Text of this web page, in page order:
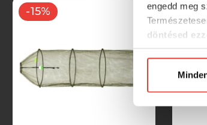
engedd meg
döntésed
Előre is
-15% -